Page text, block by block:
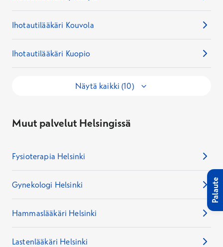
Ihotautilääkäri Kouvola
Ihotautilääkäri Kuopio
Näytä kaikki (10)
Muut palvelut Helsingissä
Fysioterapia Helsinki
Gynekologi Helsinki
Hammaslääkäri Helsinki
Lastenlääkäri Helsinki
Palaute